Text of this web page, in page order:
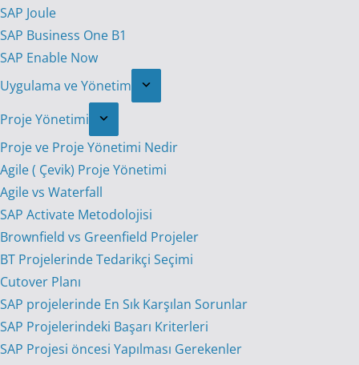
SAP Joule
SAP Business One B1
SAP Enable Now
Uygulama ve Yönetim
Proje Yönetimi
Proje ve Proje Yönetimi Nedir
Agile ( Çevik) Proje Yönetimi
Agile vs Waterfall
SAP Activate Metodolojisi
Brownfield vs Greenfield Projeler
BT Projelerinde Tedarikçi Seçimi
Cutover Planı
SAP projelerinde En Sık Karşılan Sorunlar
SAP Projelerindeki Başarı Kriterleri
SAP Projesi öncesi Yapılması Gerekenler